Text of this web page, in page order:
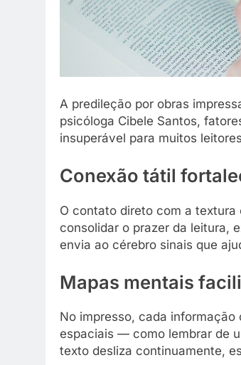
A predileção por obras
psicóloga Cibele Santos,
insuperável para muitos
Conexão tátil
O contato direto com a
consolidar o prazer da leitura,
envia ao cérebro sinais que
Mapas mentais
No impresso, cada
espaciais — como lembrar de
texto desliza continuamente,